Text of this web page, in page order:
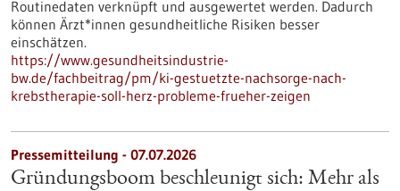
Routinedaten verknüpft und ausgewertet werden. Dadurch
können Ärzt*innen gesundheitliche Risiken besser
einschätzen.
https://www.gesundheitsindustrie-
bw.de/fachbeitrag/pm/ki-gestuetzte-nachsorge-nach-
krebstherapie-soll-herz-probleme-frueher-zeigen
Pressemitteilung - 07.07.2026
Gründungsboom beschleunigt sich: Mehr als